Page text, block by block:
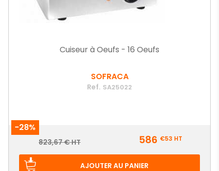
Cuiseur à Oeufs - 16 Oeufs
SOFRACA
Ref. SA25022
-28%
Prix
Prix
823,67 € HT 586 €53 HT
AJOUTER AU PANIER